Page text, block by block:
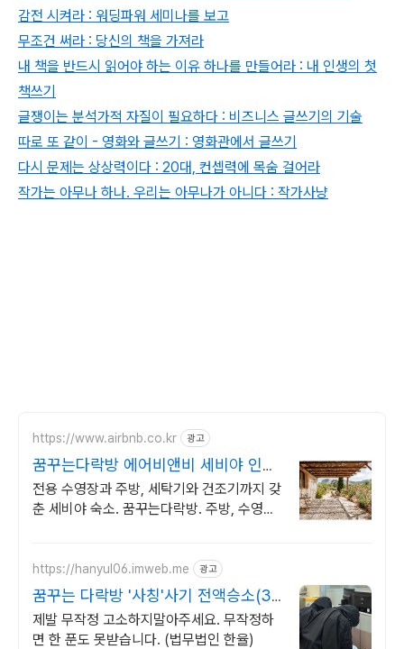
감전 시켜라 : 워딩파워 세미나를 보고
무조건 써라 : 당신의 책을 가져라
내 책을 반드시 읽어야 하는 이유 하나를 만들어라 : 내 인생의 첫
책쓰기
글쟁이는 분석가적 자질이 필요하다 : 비즈니스 글쓰기의 기술
따로 또 같이 - 영화와 글쓰기 : 영화관에서 글쓰기
다시 문제는 상상력이다 : 20대, 컨셉력에 목숨 걸어라
작가는 아무나 하나. 우리는 아무나가 아니다 : 작가사냥
https://www.airbnb.co.kr 광고
꿈꾸는다락방 에어비앤비 세비야 인기
숙소 둘러보기
전용 수영장과 주방, 세탁기와 건조기까지 갖
춘 세비야 숙소. 꿈꾸는다락방. 주방, 수영장,
https://hanyul06.imweb.me 광고
꿈꾸는 다락방 '사칭'사기 전액승소(3
억7천) 사례보유
제발 무작정 고소하지말아주세요. 무작정하
면 한 푼도 못받습니다. (법무법인 한율)